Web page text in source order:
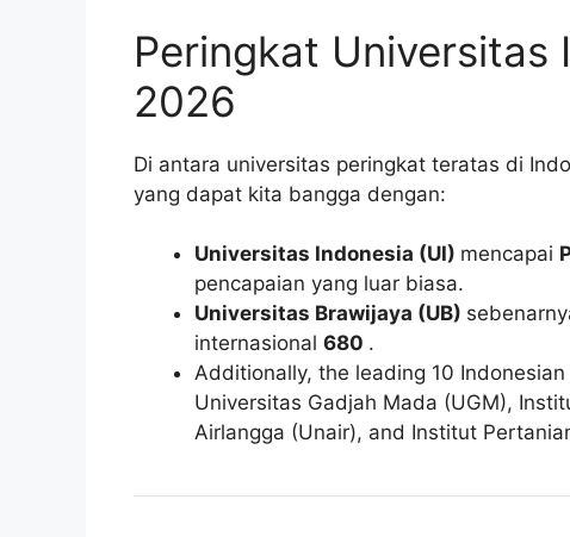
Peringkat Universitas
2026
Di antara universitas peringkat teratas di
yang dapat kita bangga dengan:
Universitas Indonesia (UI) mencapai
pencapaian yang luar biasa.
Universitas Brawijaya (UB)
internasional 680 .
Additionally, the leading 10
Universitas Gadjah Mada (UGM),
Airlangga (Unair), and Institut